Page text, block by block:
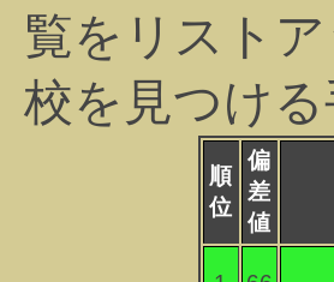
覧をリスト
校を見つけ
順
位
偏
差
値